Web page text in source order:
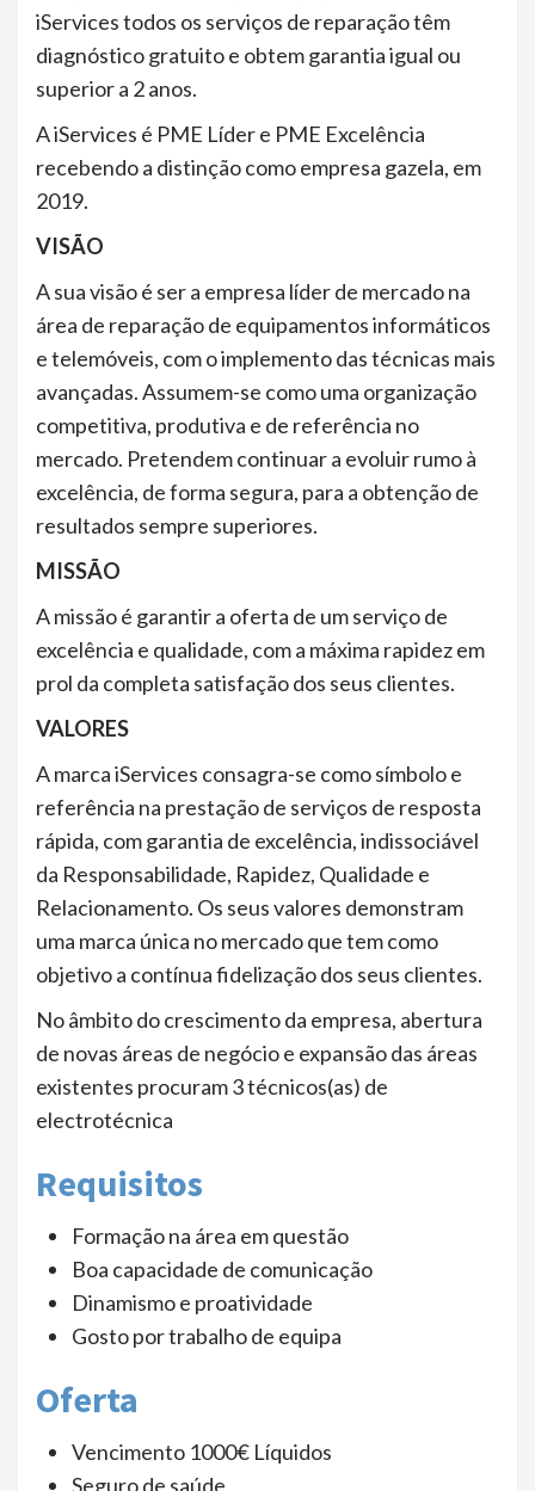
iServices todos os serviços de reparação têm
diagnóstico gratuito e obtem garantia igual ou
superior a 2 anos.
A iServices é PME Líder e PME Excelência
recebendo a distinção como empresa gazela, em
2019.
VISÃO
A sua visão é ser a empresa líder de mercado na
área de reparação de equipamentos informáticos
e telemóveis, com o implemento das técnicas mais
avançadas. Assumem-se como uma organização
competitiva, produtiva e de referência no
mercado. Pretendem continuar a evoluir rumo à
excelência, de forma segura, para a obtenção de
resultados sempre superiores.
MISSÃO
A missão é garantir a oferta de um serviço de
excelência e qualidade, com a máxima rapidez em
prol da completa satisfação dos seus clientes.
VALORES
A marca iServices consagra-se como símbolo e
referência na prestação de serviços de resposta
rápida, com garantia de excelência, indissociável
da Responsabilidade, Rapidez, Qualidade e
Relacionamento. Os seus valores demonstram
uma marca única no mercado que tem como
objetivo a contínua fidelização dos seus clientes.
No âmbito do crescimento da empresa, abertura
de novas áreas de negócio e expansão das áreas
existentes procuram 3 técnicos(as) de
electrotécnica
Requisitos
Formação na área em questão
Boa capacidade de comunicação
Dinamismo e proatividade
Gosto por trabalho de equipa
Oferta
Vencimento 1000€ Líquidos
Seguro de saúde